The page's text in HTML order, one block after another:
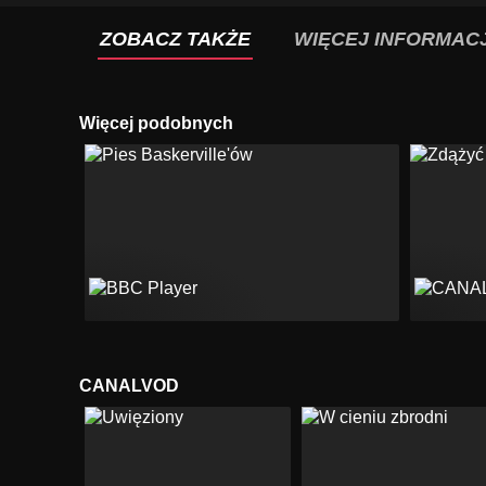
ZOBACZ TAKŻE WIĘCEJ
Więcej podobnych
CANALVOD